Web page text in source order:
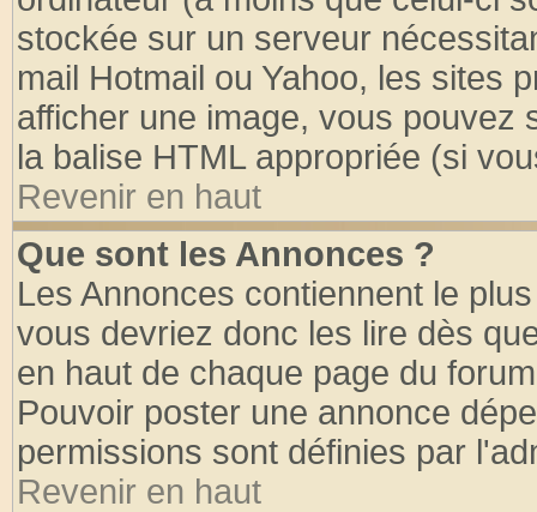
stockée sur un serveur
mail Hotmail ou Yahoo, les sites
afficher une image, vous pouvez
la balise HTML appropriée (si
Revenir en haut
Que sont les Annonces ?
Les Annonces contiennent le
vous devriez donc les lire dès
en haut de chaque page du
Pouvoir poster une annonce
permissions sont définies par
Revenir en haut